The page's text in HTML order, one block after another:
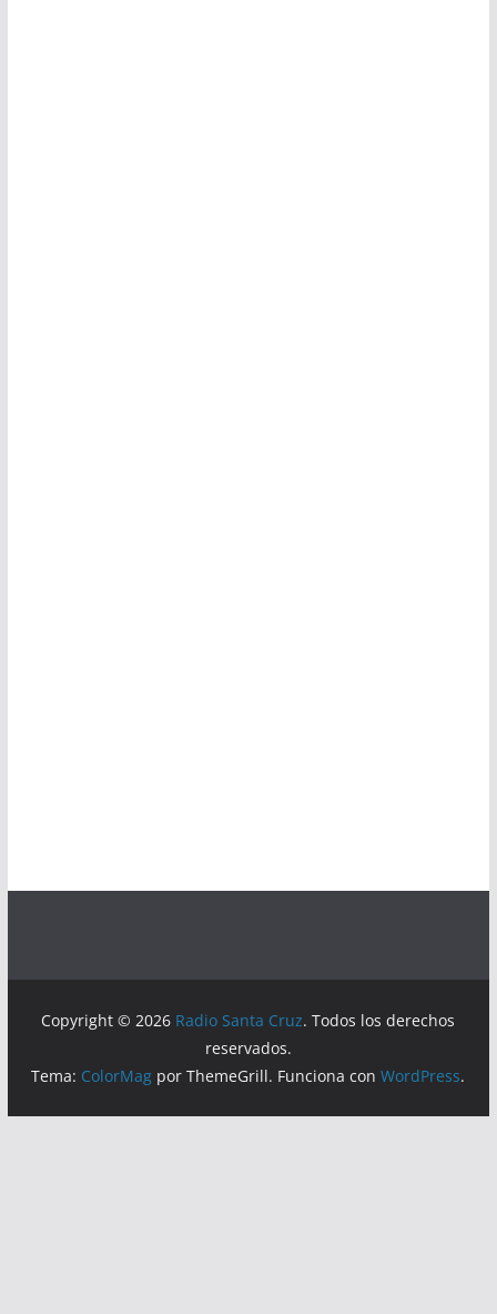
Copyright © 2026 Radio Santa Cruz. Todos los derechos
reservados.
Tema: ColorMag por ThemeGrill. Funciona conWordPress.